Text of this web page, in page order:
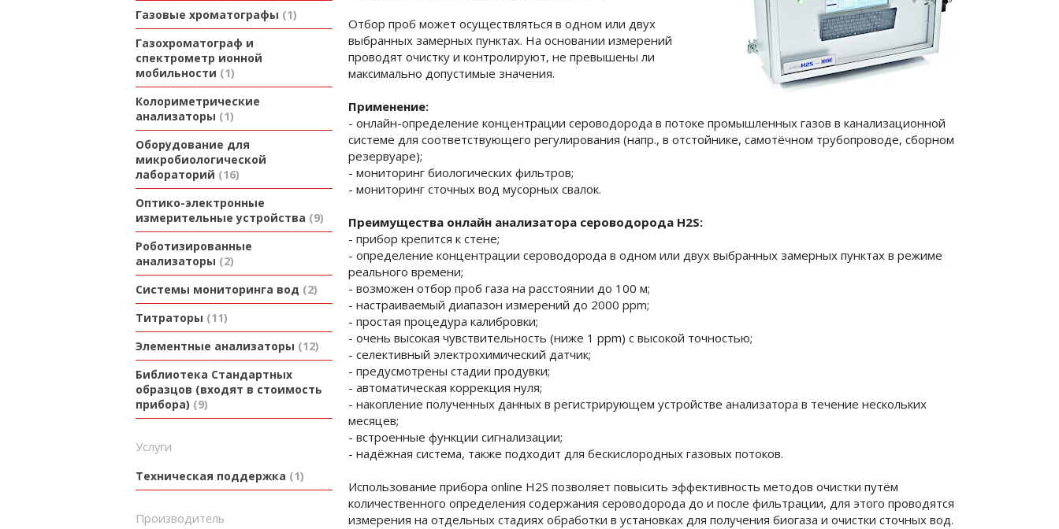
Газовые хроматографы
1
Газохроматограф и
спектрометр ионной
мобильности
1
Колориметрические
анализаторы
1
Оборудование для
микробиологической
лабораторий
16
Оптико-электронные
измерительные устройства
9
Роботизированные
анализаторы
2
Системы мониторинга вод
2
Титраторы
11
Элементные анализаторы
12
Библиотека Стандартных
образцов (входят в стоимость
прибора)
9
Услуги
Техническая поддержка 1
производитель
Отбор проб может осуществляться в одном или двух
выбранных замерных пунктах. На основании измерений
проводят очистку и контролируют, не превышены ли
максимально допустимые значения.
Применение:
- онлайн-определение концентрации сероводорода в потоке промышленных газов в канализационной
системе для соответствующего регулирования (напр., в отстойнике, самотёчном трубопроводе, сборном
резервуаре);
- мониторинг биологических фильтров;
- мониторинг сточных вод мусорных свалок.
Преимущества онлайн анализатора сероводорода H2S:
- прибор крепится к стене;
- определение концентрации сероводорода в одном или двух выбранных замерных пунктах в режиме
реального времени;
- возможен отбор проб газа на расстоянии до 100 м;
- настраиваемый диапазон измерений до 2000 ppm;
- простая процедура калибровки;
- очень высокая чувствительность (ниже 1 ppm) с высокой точностью;
- селективный электрохимический датчик;
- предусмотрены стадии продувки;
- автоматическая коррекция нуля;
- накопление полученных данных в регистрирующем устройстве анализатора в течение нескольких
месяцев;
- встроенные функции сигнализации;
- надёжная система, также подходит для бескислородных газовых потоков.
Использование прибора online H2S позволяет повысить эффективность методов очистки путём
количественного определения содержания сероводорода до и после фильтрации, для этого проводятся
измерения на отдельных стадиях обработки в установках для получения биогаза и очистки сточных вод.